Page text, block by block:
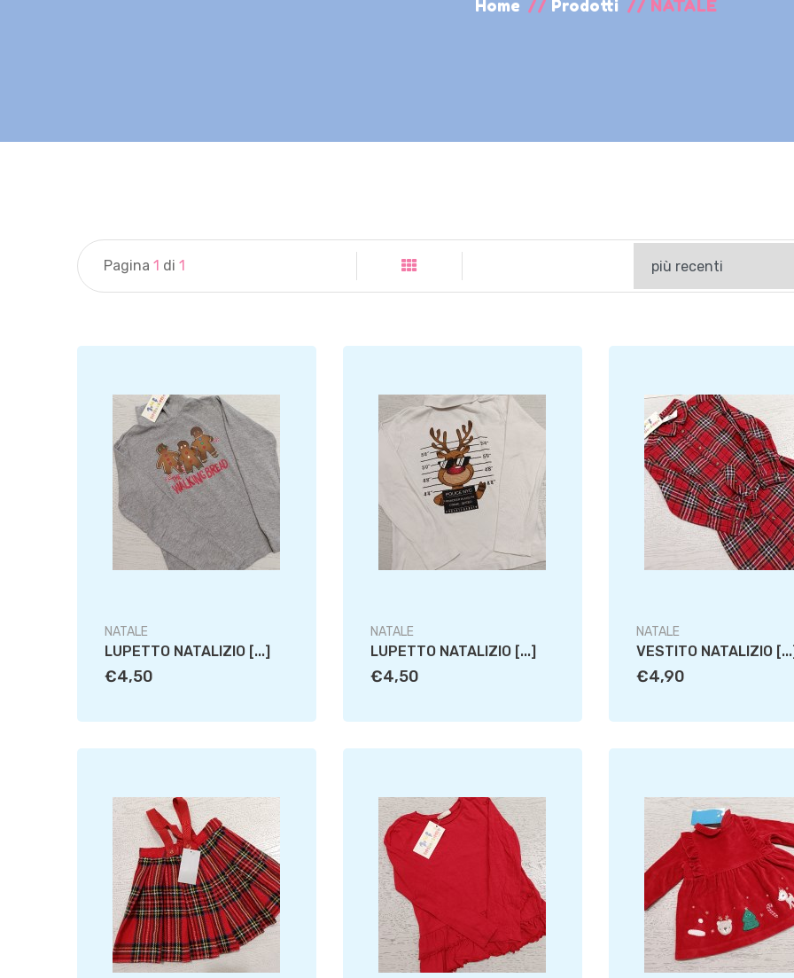
Home // Prodotti // NATALE
Pagina 1 di 1
NATALE
LUPETTO NATALIZIO [...]
€4,50
NATALE
LUPETTO NATALIZIO [...]
€4,50
NATALE
VESTITO NATALIZIO
€4,90